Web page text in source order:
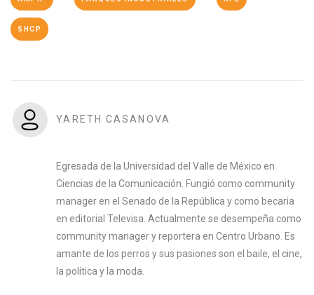
SHCP
YARETH CASANOVA
Egresada de la Universidad del Valle de México en
Ciencias de la Comunicación. Fungió como community
manager en el Senado de la República y como becaria
en editorial Televisa. Actualmente se desempeña como
community manager y reportera en Centro Urbano. Es
amante de los perros y sus pasiones son el baile, el cine,
la política y la moda.